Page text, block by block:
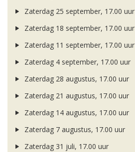
Zaterdag 25 september, 17.00 uur
Zaterdag 18 september, 17.00 uur
Zaterdag 11 september, 17.00 uur
Zaterdag 4 september, 17.00 uur
Zaterdag 28 augustus, 17.00 uur
Zaterdag 21 augustus, 17.00 uur
Zaterdag 14 augustus, 17.00 uur
Zaterdag 7 augustus, 17.00 uur
Zaterdag 31 juli, 17.00 uur